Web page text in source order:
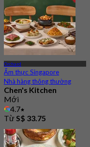
Orchard
Ẩm thực Singapore
Nhà hàng thông thường
Chen's Kitchen
Mới
4.7
Từ S$ 33.75